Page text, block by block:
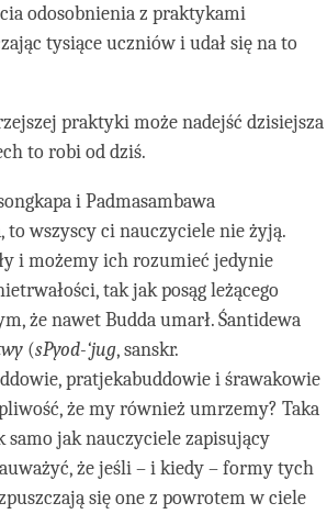
odosobnienia z praktykami
tysiące uczniów i udał się na to
praktyki może nadejść dzisiejsza
to robi od dziś.
i Padmasambawa
wszyscy ci nauczyciele nie żyją.
i możemy ich rozumieć jedynie
tak jak posąg leżącego
że nawet Budda umarł. Śantidewa
(sPyod-‘jug, sanskr.
pratjekabuddowie i śrawakowie
że my również umrzemy? Taka
samo jak nauczyciele zapisujący
że jeśli – i kiedy – formy tych
się one z powrotem w ciele